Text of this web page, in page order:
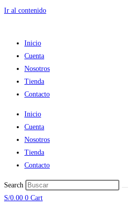
Ir al contenido
Inicio
Cuenta
Nosotros
Tienda
Contacto
Inicio
Cuenta
Nosotros
Tienda
Contacto
Search
S/0.00 0 Cart